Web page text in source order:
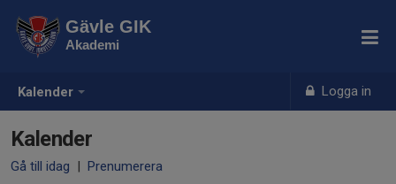
Kalender Logga in
Gävle GIK
Akademi
Kalender
Gå till idag | Prenumerera